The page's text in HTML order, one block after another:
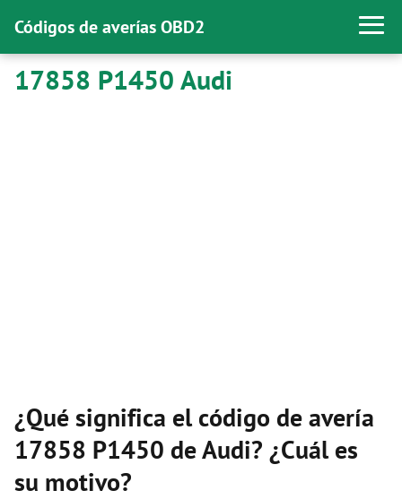
Códigos de averías OBD2
17858 P1450 Audi
¿Qué significa el código de avería
17858 P1450 de Audi? ¿Cuál es
su motivo?